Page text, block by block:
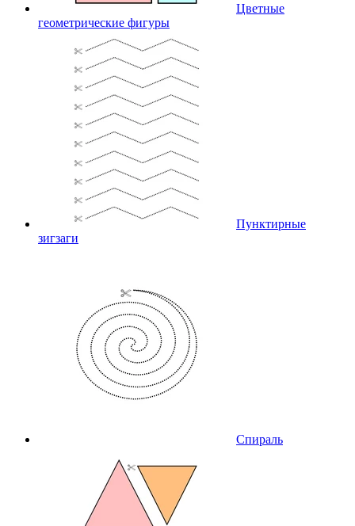
Цветные
геометрические фигуры
Пунктирные
зигзаги
Спираль